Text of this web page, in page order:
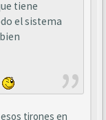
tiene
el sistema
tirones en